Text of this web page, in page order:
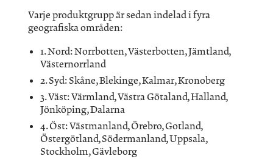
Varje produktgrupp är sedan indelad i fyra
geografiska områden:
1. Nord: Norrbotten, Västerbotten, Jämtland,
Västernorrland
2. Syd: Skåne, Blekinge, Kalmar, Kronoberg
3. Väst: Värmland, Västra Götaland, Halland,
Jönköping, Dalarna
4. Öst: Västmanland, Örebro, Gotland,
Östergötland, Södermanland, Uppsala,
Stockholm, Gävleborg